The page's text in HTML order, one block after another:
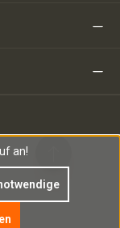
an!